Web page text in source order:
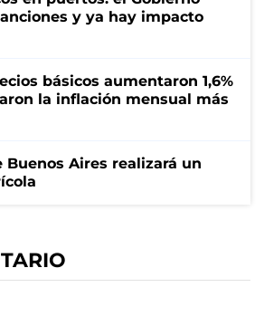
y ya hay impacto
básicos aumentaron 1,6%
la inflación mensual más
Buenos Aires realizará un